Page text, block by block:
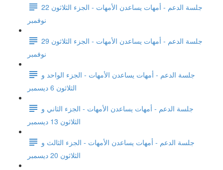
جلسة الدعم - أمهات يساعدن الأمهات - الجزء الثلاثون 22
نوفمبر
جلسة الدعم - أمهات يساعدن الأمهات - الجزء الثلاثون 29
نوفمبر
جلسة الدعم - أمهات يساعدن الأمهات - الجزء الواحد و
الثلاثون 6 ديسمبر
جلسة الدعم - أمهات يساعدن الأمهات - الجزء الثاني و
الثلاثون 13 ديسمبر
جلسة الدعم - أمهات يساعدن الأمهات - الجزء الثالث و
الثلاثون 20 ديسمبر